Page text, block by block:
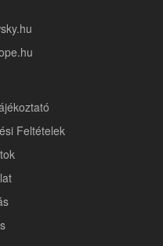
Feltételek